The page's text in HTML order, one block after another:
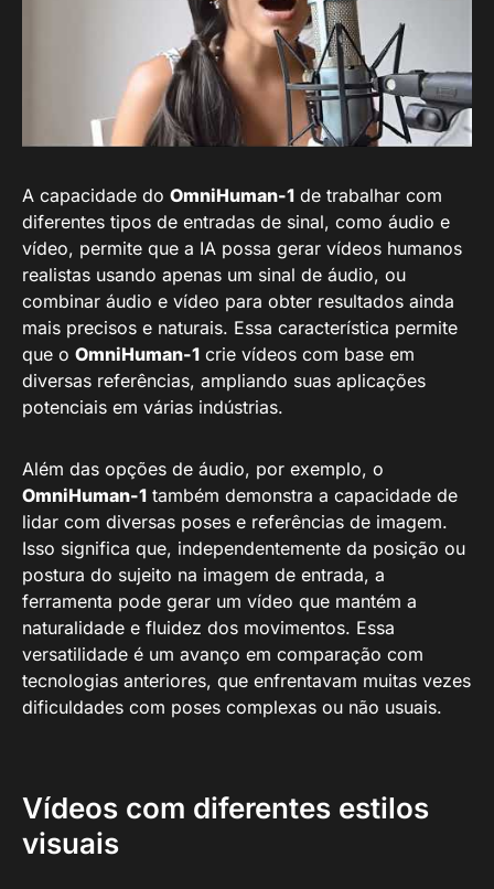
A capacidade do OmniHuman-1 de trabalhar com
diferentes tipos de entradas de sinal, como áudio e
vídeo, permite que a IA possa gerar vídeos humanos
realistas usando apenas um sinal de áudio, ou
combinar áudio e vídeo para obter resultados ainda
mais precisos e naturais. Essa característica permite
que o OmniHuman-1 crie vídeos com base em
diversas referências, ampliando suas aplicações
potenciais em várias indústrias.
Além das opções de áudio, por exemplo, o
OmniHuman-1 também demonstra a capacidade de
lidar com diversas poses e referências de imagem.
Isso significa que, independentemente da posição ou
postura do sujeito na imagem de entrada, a
ferramenta pode gerar um vídeo que mantém a
naturalidade e fluidez dos movimentos. Essa
versatilidade é um avanço em comparação com
tecnologias anteriores, que enfrentavam muitas vezes
dificuldades com poses complexas ou não usuais.
Vídeos com diferentes estilos
visuais